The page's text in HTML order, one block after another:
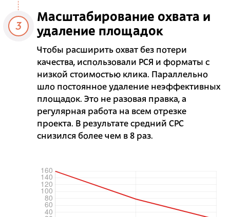
3
Масштабирование охвата и
удаление площадок
Чтобы расширить охват без потери
качества, использовали РСЯ и форматы с
низкой стоимостью клика. Параллельно
шло постоянное удаление неэффективных
площадок. Это не разовая правка, а
регулярная работа на всем отрезке
проекта. В результате средний CPC
снизился более чем в 8 раз.